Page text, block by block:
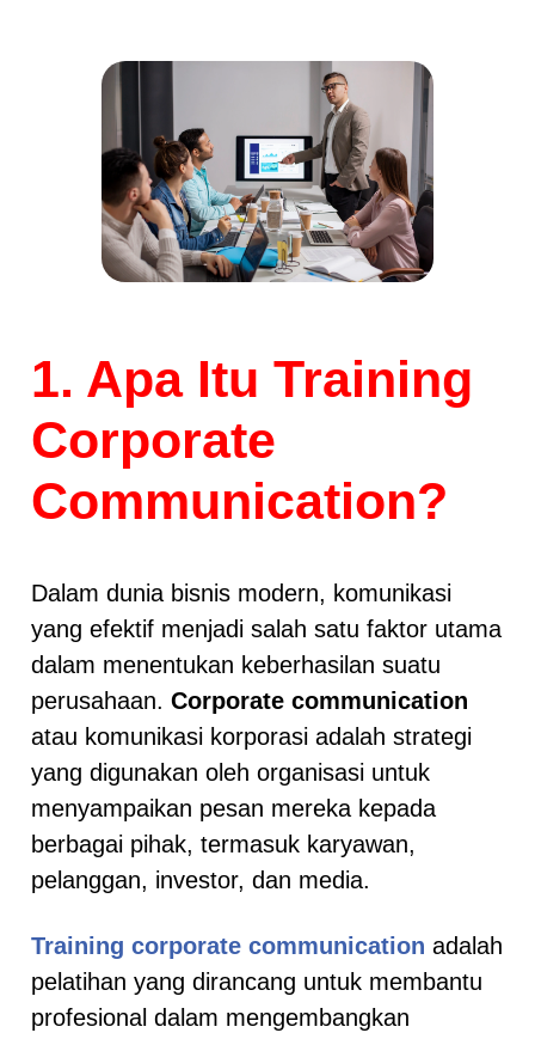
1. Apa Itu Training
Corporate
Communication?
Dalam dunia bisnis modern, komunikasi
yang efektif menjadi salah satu faktor utama
dalam menentukan keberhasilan suatu
perusahaan. Corporate communication
atau komunikasi korporasi adalah strategi
yang digunakan oleh organisasi untuk
menyampaikan pesan mereka kepada
berbagai pihak, termasuk karyawan,
pelanggan, investor, dan media.
Training corporate communication adalah
pelatihan yang dirancang untuk membantu
profesional dalam mengembangkan